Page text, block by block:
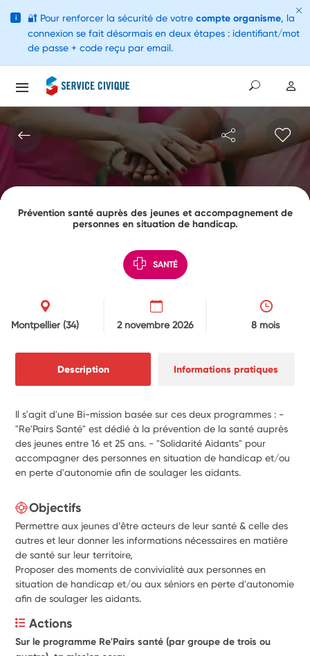
Prévention santé auprès des jeunes et accompagnement de
personnes en situation de handicap.
SANTÉ
Montpellier (34) 2 novembre 2026 8 mois
Description Informations pratiques
Il s'agit d'une Bi-mission basée sur ces deux programmes : -
"Re'Pairs Santé" est dédié à la prévention de la santé auprès
des jeunes entre 16 et 25 ans. - "Solidarité Aidants" pour
accompagner des personnes en situation de handicap et/ou
en perte d'autonomie afin de soulager les aidants.
Objectifs
Permettre aux jeunes d’être acteurs de leur santé & celle des
autres et leur donner les informations nécessaires en matière
de santé sur leur territoire,
Proposer des moments de convivialité aux personnes en
situation de handicap et/ou aux séniors en perte d'autonomie
afin de soulager les aidants.
Actions
Sur le programme Re'Pairs santé (par groupe de trois ou
i 🔐 Pour renforcer la sécurité de votre compte organisme, la
connexion se fait désormais en deux étapes : identifiant/mot
de passe + code reçu par email.